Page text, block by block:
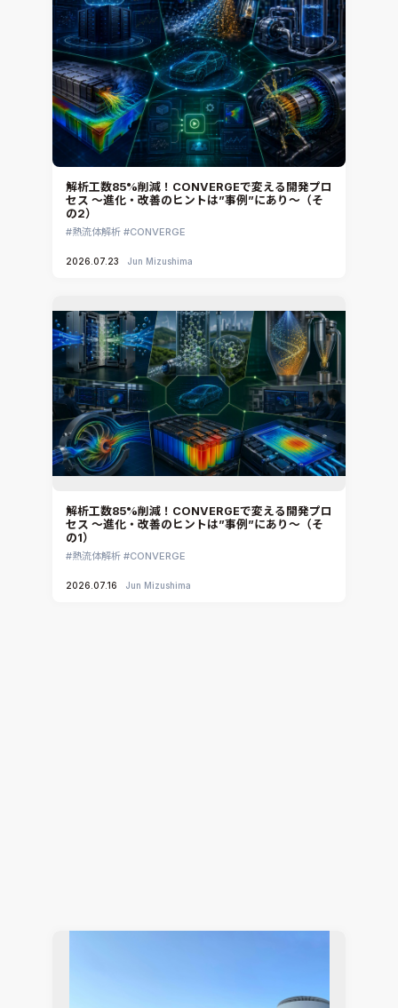
解析工数85%削減！CONVERGEで変える開発プロ
セス ～進化・改善のヒントは”事例”にあり～（そ
の2）
熱流体解析 CONVERGE
2026.07.23 Jun Mizushima
解析工数85%削減！CONVERGEで変える開発プロ
セス ～進化・改善のヒントは”事例”にあり～（そ
の1）
熱流体解析 CONVERGE
2026.07.16 Jun Mizushima